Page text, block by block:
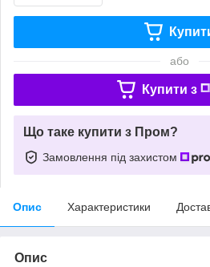
або
Купити з
Що таке купити з Пром?
Замовлення під захистом
Опис Характеристики
Опис